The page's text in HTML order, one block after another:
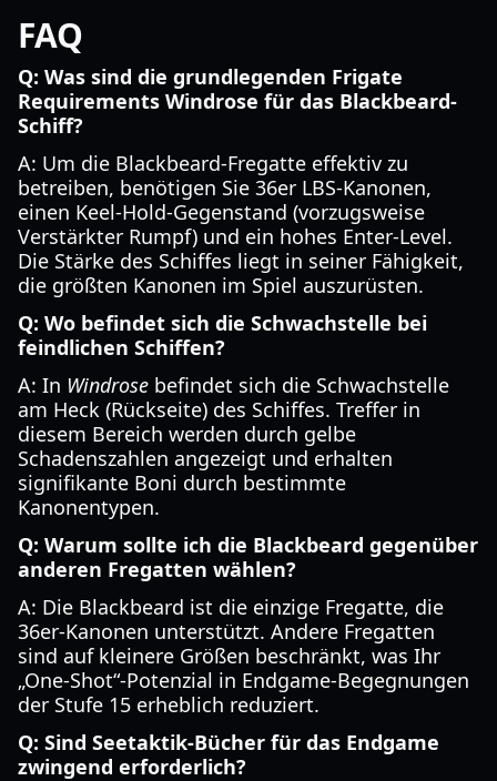
FAQ
Q: Was sind die grundlegenden Frigate
Requirements Windrose für das Blackbeard-
Schiff?
A: Um die Blackbeard-Fregatte effektiv zu
betreiben, benötigen Sie 36er LBS-Kanonen,
einen Keel-Hold-Gegenstand (vorzugsweise
Verstärkter Rumpf) und ein hohes Enter-Level.
Die Stärke des Schiffes liegt in seiner Fähigkeit,
die größten Kanonen im Spiel auszurüsten.
Q: Wo befindet sich die Schwachstelle bei
feindlichen Schiffen?
A: In Windrose befindet sich die Schwachstelle
am Heck (Rückseite) des Schiffes. Treffer in
diesem Bereich werden durch gelbe
Schadenszahlen angezeigt und erhalten
signifikante Boni durch bestimmte
Kanonentypen.
Q: Warum sollte ich die Blackbeard gegenüber
anderen Fregatten wählen?
A: Die Blackbeard ist die einzige Fregatte, die
36er-Kanonen unterstützt. Andere Fregatten
sind auf kleinere Größen beschränkt, was Ihr
„One-Shot“-Potenzial in Endgame-Begegnungen
der Stufe 15 erheblich reduziert.
Q: Sind Seetaktik-Bücher für das Endgame
zwingend erforderlich?